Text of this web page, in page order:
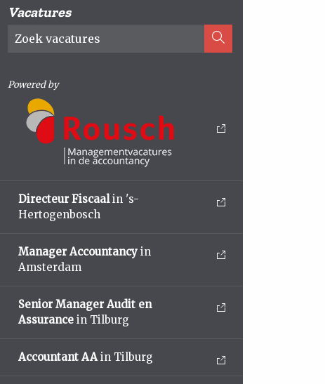
Vacatures
Powered by
Directeur Fiscaalin 's-
Hertogenbosch
Manager Accountancy in
Amsterdam
Senior Manager Audit en
Assurance in Tilburg
Accountant AAin Tilburg